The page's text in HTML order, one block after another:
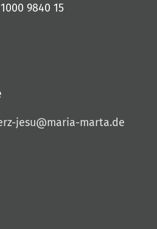
9840 15
jesu@maria-marta.de